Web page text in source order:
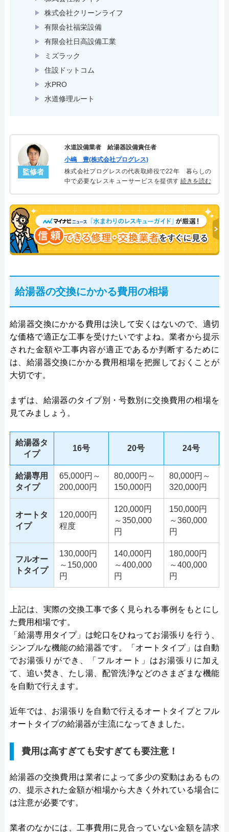
株式会社クリーンライフ
有限会社福栄設備
有限会社日高設備工業
ミズラック
住設ドットコム
水PRO
水道修理ルート
監修者
水道設備業者 給湯器設備責任者
小嶋 豊(株式会社プログレス)
株式会社プログレスの代表取締役で22年 暮らしの
中で必要なレスキューサービスを提供する株式会社
決。多くのお客様に信頼される「給湯器」のスペシ
ャリスト。
続きを読む
給湯器の交換にかかる費用の相場
給湯器交換にかかる費用は決して安くはないので、適切
な価格で適正な工事を受けたいですよね。業者から提示
された金額や工事内容が適正であるか判断するために
は、給湯器交換にかかる費用相場を把握しておくことが
大切です。
まずは、給湯器のタイプ別・号数別に交換費用の相場を
見てみましょう。
給湯器タ
イプ
16号 20号 24号
給湯専用
タイプ
65,000円～
200,000円
80,000円～
150,000円
80,000円～
320,000円
オートタ
イプ
120,000円
程度
120,000円
～350,000
円
150,000円
～360,000
円
フルオー
トタイプ
130,000円
～150,000
円
140,000円
～400,000
円
180,000円
～400,000
円
上記は、実際の交換工事で多く見られる事例をもとにし
た費用相場です。
「給湯専用タイプ」は蛇口をひねってお湯張りを行う、
シンプルな機能の給湯器です。「オートタイプ」は自動
でお湯張りができ、「フルオート」はお湯張りに加え
て、追い焚き、たし湯、配管洗浄などのさまざまな機能
を自動で行えます。
近年では、お湯張りを自動で行えるオートタイプとフル
オートタイプの給湯器が主流になってきました。
費用は高すぎても安すぎても要注意！
給湯器の交換費用は業者によって多少の変動はあるもの
の、提示された金額が相場から大きく外れている場合に
は注意が必要です。
業者のなかには、工事費用に見合っていない金額を請求